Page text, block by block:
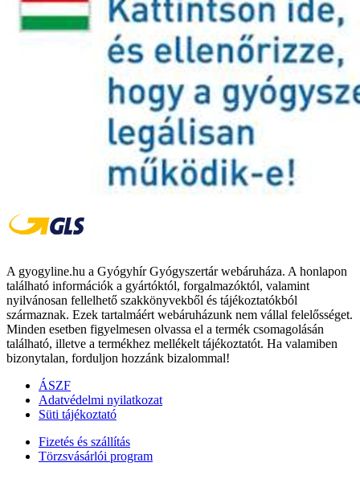
A gyogyline.hu a Gyógyhír Gyógyszertár webáruháza. A honlapon
található információk a gyártóktól, forgalmazóktól, valamint
nyilvánosan fellelhető szakkönyvekből és tájékoztatókból
származnak. Ezek tartalmáért webáruházunk nem vállal felelősséget.
Minden esetben figyelmesen olvassa el a termék csomagolásán
található, illetve a termékhez mellékelt tájékoztatót. Ha valamiben
bizonytalan, forduljon hozzánk bizalommal!
ÁSZF
Adatvédelmi nyilatkozat
Süti tájékoztató
Fizetés és szállítás
Törzsvásárlói program